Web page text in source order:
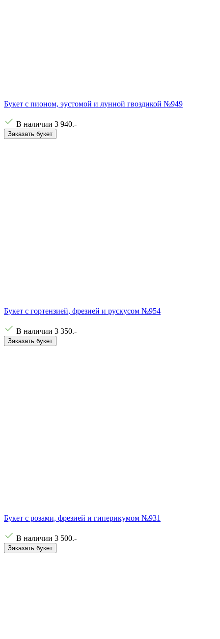
Букет с пионом, эустомой и лунной гвоздикой №949
В наличии 3 940.-
Заказать букет
Букет с гортензией, фрезией и рускусом №954
В наличии 3 350.-
Заказать букет
Букет с розами, фрезией и гиперикумом №931
В наличии 3 500.-
Заказать букет